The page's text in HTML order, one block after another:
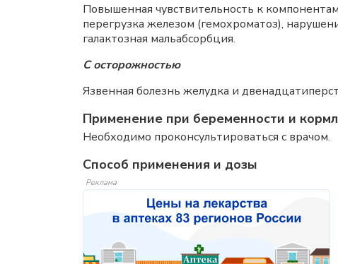
Повышенная чувствительность к
перегрузка железом (гемохроматоз),
галактозная мальабсорбция.
С осторожностью
Язвенная болезнь желудка и
Применение при беременности и
Необходимо проконсультироваться с врачом.
Способ применения и дозы
Реклама